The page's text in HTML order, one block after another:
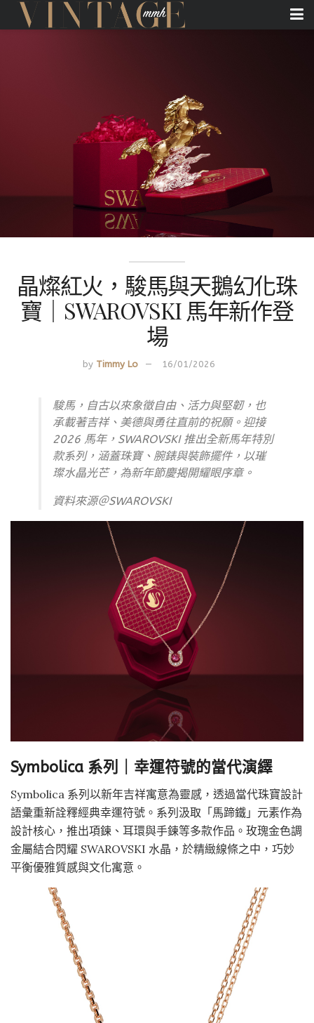
晶燦紅火，駿馬與天鵝幻化珠
寶｜SWAROVSKI 馬年新作登
場
by Timmy Lo 16/01/2026
駿馬，自古以來象徵自由、活力與堅韌，也
承載著吉祥、美德與勇往直前的祝願。迎接
2026 馬年，SWAROVSKI 推出全新馬年特別
款系列，涵蓋珠寶、腕錶與裝飾擺件，以璀
璨水晶光芒，為新年節慶揭開耀眼序章。
資料來源＠SWAROVSKI
Symbolica 系列｜幸運符號的當代演繹
Symbolica 系列以新年吉祥寓意為靈感，透過當代珠寶設計
語彙重新詮釋經典幸運符號。系列汲取「馬蹄鐵」元素作為
設計核心，推出項鍊、耳環與手鍊等多款作品。玫瑰金色調
金屬結合閃耀 SWAROVSKI 水晶，於精緻線條之中，巧妙
平衡優雅質感與文化寓意。